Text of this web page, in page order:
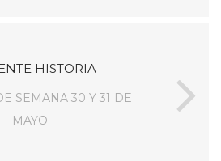
HISTORIA
SEMANA 30 Y 31 DE
MAYO